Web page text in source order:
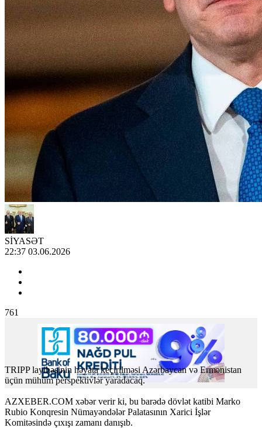
SİYASƏT
22:37 03.06.2026
761
TRIPP layihəsinin həyata keçirilməsi Azərbaycan və Ermənistan
üçün mühüm perspektivlər yaradacaq.
AZXEBER.COM xəbər verir ki, bu barədə dövlət katibi Marko
Rubio Konqresin Nümayəndələr Palatasının Xarici İşlər
Komitəsində çıxışı zamanı danışıb.